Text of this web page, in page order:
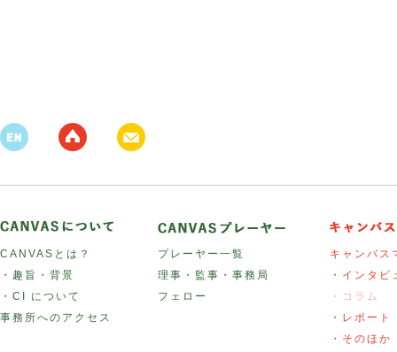
CANVASとは？
・趣旨・背景
・CI について
事務所へのアクセス
プレーヤー一覧
理事・監事・事務局
フェロー
キャンバス
・インタビ
・コラム
・レポート
・そのほか